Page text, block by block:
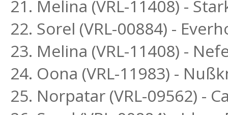
21. Melina (VRL-11408) -
22. Sorel (VRL-00884) -
23. Melina (VRL-11408) -
24. Oona (VRL-11983) -
25. Norpatar (VRL-09562) -